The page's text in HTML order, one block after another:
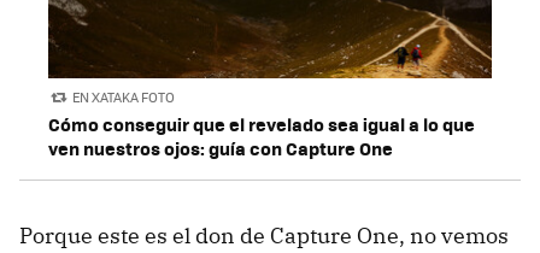
EN XATAKA FOTO
Cómo conseguir que el revelado sea igual a lo que
ven nuestros ojos: guía con Capture One
Porque este es el don de Capture One, no vemos